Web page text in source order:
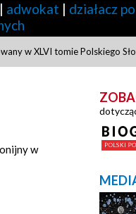
| adwokat | działacz
w XLVI tomie Polskiego
w